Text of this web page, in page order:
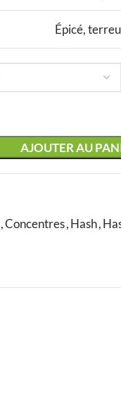
Épicé,
AJOUTER AU
,Concentres,Hash,